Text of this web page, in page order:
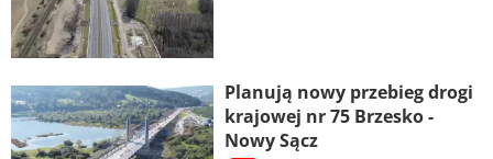
Planują nowy przebieg drogi
krajowej nr 75 Brzesko -
Nowy Sącz